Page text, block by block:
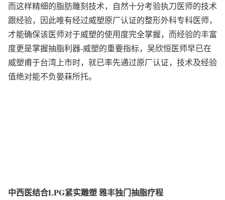
而这样精细的脂肪雕刻技术，自然十分考验执刀医师的技术
跟经验，因此唯有经过威塑原厂认证的整形外科专科医师，
才能确保该医师对于威塑的使用度完全掌握，而经验的丰富
度更是掌握抽脂利器-威塑的重要指标，吴欣恒医师早已在
威塑甫于台湾上市时，就已率先通过原厂认证，技术及经验
值绝对能不负晏菻所托。
中西医结合LPG紧实雕塑 雅丰独门抽脂疗程